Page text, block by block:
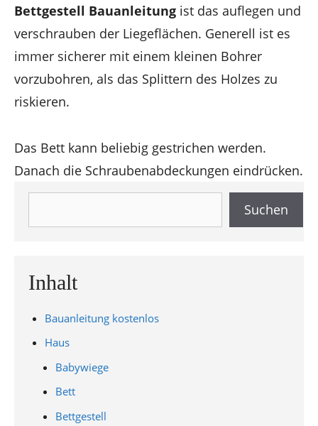
Bettgestell Bauanleitung ist das auflegen und
verschrauben der Liegeflächen. Generell ist es
immer sicherer mit einem kleinen Bohrer
vorzubohren, als das Splittern des Holzes zu
riskieren.
Das Bett kann beliebig gestrichen werden.
Danach die Schraubenabdeckungen eindrücken.
Suchen
Inhalt
Bauanleitung kostenlos
Haus
Babywiege
Bett
Bettgestell